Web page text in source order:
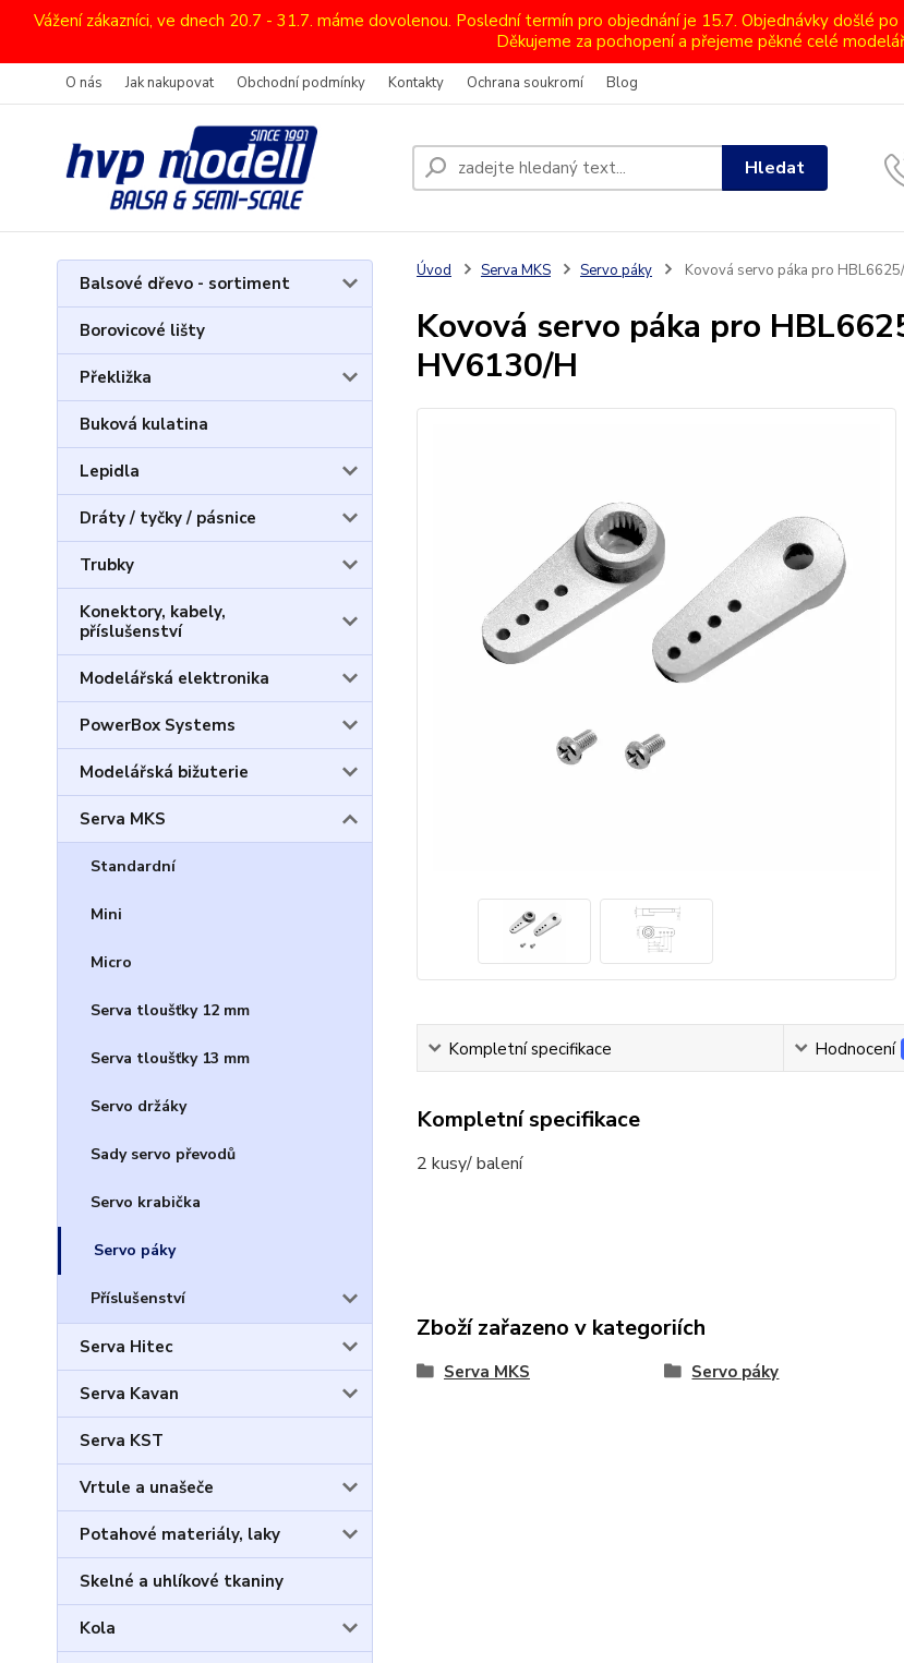
Vážení zákazníci, ve dnech 20.7 - 31.7. máme dovolenou. Poslední termín pro objednání je 15.7. Objednávky došlé
Děkujeme za pochopení a přejeme pěkné celé
O nás Jak nakupovat Obchodní podmínky Kontakty Ochrana soukromí Blog
Hledat
Balsové dřevo - sortiment
Borovicové lišty
Překližka
Buková kulatina
Lepidla
Dráty / tyčky / pásnice
Trubky
Konektory, kabely,
příslušenství
Modelářská elektronika
PowerBox Systems
Modelářská bižuterie
Serva MKS
Standardní
Mini
Micro
Serva tloušťky 12 mm
Serva tloušťky 13 mm
Servo držáky
Sady servo převodů
Servo krabička
Servo páky
Příslušenství
Serva Hitec
Serva Kavan
Serva KST
Vrtule a unašeče
Potahové materiály, laky
Skelné a uhlíkové tkaniny
Kola
Úvod Serva MKS Servo páky Kovová servo páka pro
Kovová servo páka pro
HV6130/H
Kompletní specifikace Hodnocení
Kompletní specifikace
2 kusy/ balení
Zboží zařazeno v kategoriích
Serva MKS Servo páky